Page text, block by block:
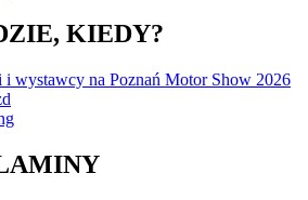
KIEDY?
i wystawcy na Poznań Motor Show 2026